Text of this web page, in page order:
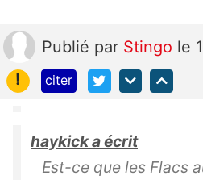
Publié par Stingo le
!
citer
haykick a écrit
Est-ce que les Flacs